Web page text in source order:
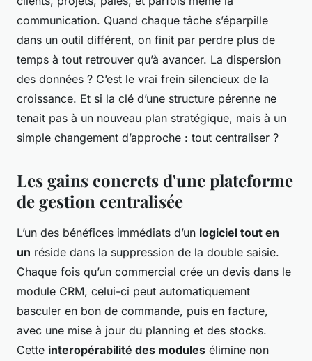
communication. Quand chaque tâche s’éparpille
dans un outil différent, on finit par perdre plus de
temps à tout retrouver qu’à avancer. La dispersion
des données ? C’est le vrai frein silencieux de la
croissance. Et si la clé d’une structure pérenne ne
tenait pas à un nouveau plan stratégique, mais à un
simple changement d’approche : tout centraliser ?
Les gains concrets d'une plateforme
de gestion centralisée
L’un des bénéfices immédiats d’un logiciel tout en
un réside dans la suppression de la double saisie.
Chaque fois qu’un commercial crée un devis dans le
module CRM, celui-ci peut automatiquement
basculer en bon de commande, puis en facture,
avec une mise à jour du planning et des stocks.
Cette interopérabilité des modules élimine non